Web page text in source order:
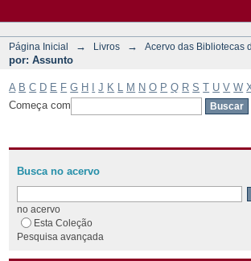
Página Inicial → Livros → Acervo das Bibliotecas
por: Assunto
A B C D E F G H J K M N O P Q R S T U V W
Começa com
Busca no acervo
no acervo
Esta Coleção
Pesquisa avançada